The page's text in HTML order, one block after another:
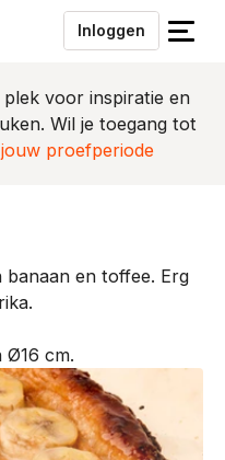
Inloggen
S
u
i
e
voor inspiratie en
Wil je toegang tot
proefperiode
banaan en toffee. Erg
Ø16 cm.